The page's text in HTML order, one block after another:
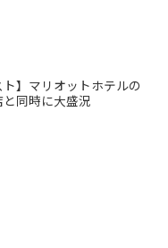
ト】マリオットホテルの
と同時に大盛況